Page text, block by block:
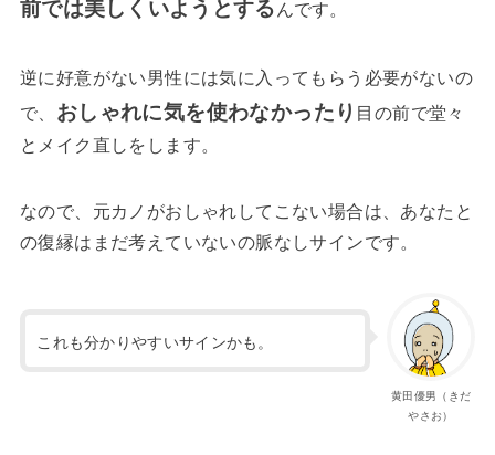
前では美しくいようとするんです。
逆に好意がない男性には気に入ってもらう必要がないの
で、 おしゃれに気を使わなかったり 目の前で堂々
とメイク直しをします。
なので、元カノがおしゃれしてこない場合は、あなたと
の復縁はまだ考えていないの脈なしサインです。
黄田優男（きだ
やさお）
これも分かりやすいサインかも。